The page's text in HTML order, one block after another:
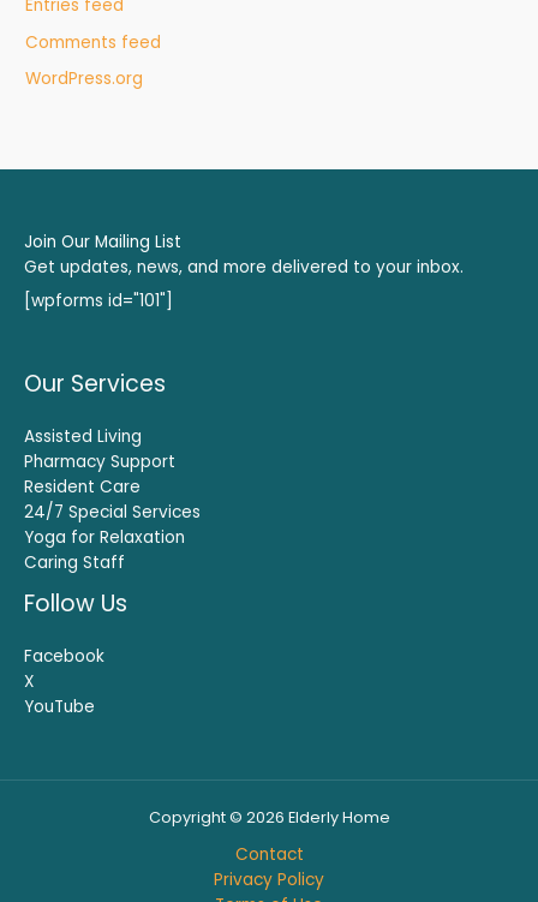
Entries feed
Comments feed
WordPress.org
Join Our Mailing List
Get updates, news, and more delivered to your inbox.
[wpforms id="101"]
Our Services
Assisted Living
Pharmacy Support
Resident Care
24/7 Special Services
Yoga for Relaxation
Caring Staff
Follow Us
Facebook
X
YouTube
Copyright © 2026 Elderly Home
Contact
Privacy Policy